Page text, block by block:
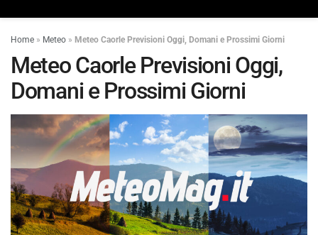
Home » Meteo » Meteo Caorle Previsioni Oggi, Domani e Prossimi Giorni
Meteo Caorle Previsioni Oggi,
Domani e Prossimi Giorni